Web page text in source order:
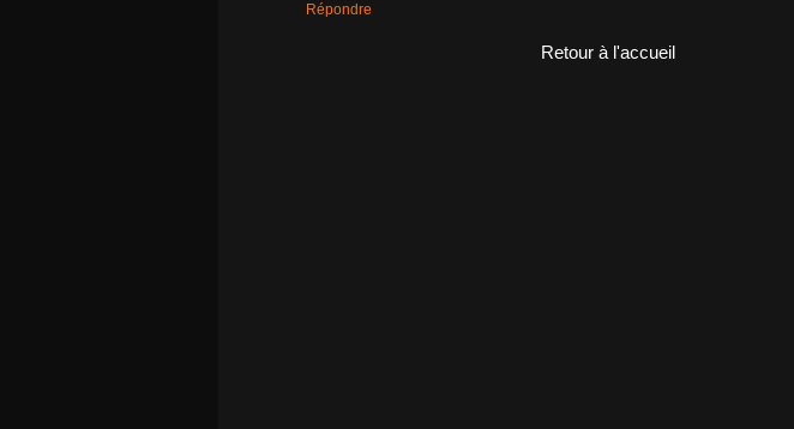
Répondre
Retour à l'accueil